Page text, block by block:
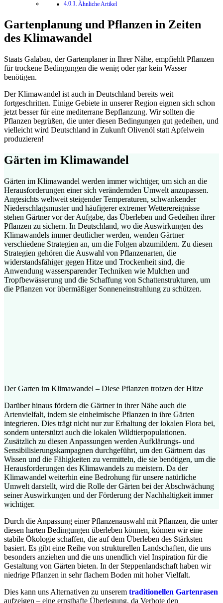
Ähnliche Artikel
Gartenplanung und Pflanzen in Zeiten
des Klimawandel
Staats Galabau, der Gartenplaner in Ihrer Nähe, empfiehlt Pflanzen
für trockene Bedingungen die wenig oder gar kein Wasser
benötigen.
Der Klimawandel ist auch in Deutschland bereits weit
fortgeschritten. Einige Gebiete in unserer Region eignen sich schon
jetzt besser für eine mediterrane Bepflanzung. Wir sollten die
Pflanzen begrüßen, die unter diesen Bedingungen gut gedeihen, und
vielleicht wird Deutschland in Zukunft Olivenöl statt Apfelwein
produzieren!
Gärten im Klimawandel
Gärten im Klimawandel werden immer wichtiger, um sich an die
Herausforderungen einer sich verändernden Umwelt anzupassen.
Angesichts weltweit steigender Temperaturen, schwankender
Niederschlagsmuster und häufigerer extremer Wetterereignisse
stehen Gärtner vor der Aufgabe, das Überleben und Gedeihen ihrer
Pflanzen zu sichern. In Deutschland, wo die Auswirkungen des
Klimawandels immer deutlicher werden, wenden Gärtner
verschiedene Strategien an, um die Folgen abzumildern. Zu diesen
Strategien gehören die Auswahl von Pflanzenarten, die
widerstandsfähiger gegen Hitze und Trockenheit sind, die
Anwendung wassersparender Techniken wie Mulchen und
Tropfbewässerung und die Schaffung von Schattenstrukturen, um
die Pflanzen vor übermäßiger Sonneneinstrahlung zu schützen.
Der Garten im Klimawandel – Diese Pflanzen trotzen der Hitze
Darüber hinaus fördern die Gärtner in ihrer Nähe auch die
Artenvielfalt, indem sie einheimische Pflanzen in ihre Gärten
integrieren. Dies trägt nicht nur zur Erhaltung der lokalen Flora bei,
sondern unterstützt auch die lokalen Wildtierpopulationen.
Zusätzlich zu diesen Anpassungen werden Aufklärungs- und
Sensibilisierungskampagnen durchgeführt, um den Gärtnern das
Wissen und die Fähigkeiten zu vermitteln, die sie benötigen, um die
Herausforderungen des Klimawandels zu meistern. Da der
Klimawandel weiterhin eine Bedrohung für unsere natürliche
Umwelt darstellt, wird die Rolle der Gärten bei der Abschwächung
seiner Auswirkungen und der Förderung der Nachhaltigkeit immer
wichtiger.
Durch die Anpassung einer Pflanzenauswahl mit Pflanzen, die unter
diesen harten Bedingungen überleben können, können wir eine
stabile Ökologie schaffen, die auf dem Überleben des Stärksten
basiert. Es gibt eine Reihe von strukturellen Landschaften, die uns
besonders anziehen und die uns unendlich viel Inspiration für die
Gestaltung von Gärten bieten. In der Steppenlandschaft haben wir
niedrige Pflanzen in sehr flachem Boden mit hoher Vielfalt.
Dies kann uns Alternativen zu unserem traditionellen Gartenrasen
aufzeigen – eine ernsthafte Überlegung, da Verbote den